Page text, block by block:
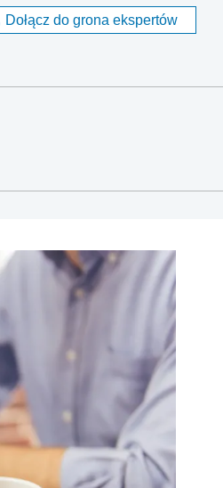
Dołącz do grona ekspertów